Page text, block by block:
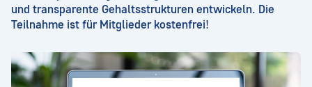
und transparente Gehaltsstrukturen entwickeln. Die
Teilnahme ist für Mitglieder kostenfrei!